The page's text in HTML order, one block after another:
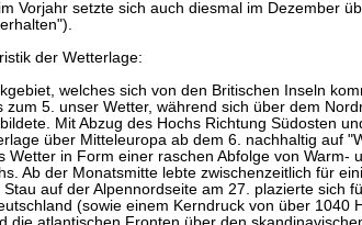
Vorjahr setzte sich auch diesmal im Dezember
der Wetterlage:
welches sich von den Britischen Inseln
zum 5. unser Wetter, während sich über dem
Mit Abzug des Hochs Richtung Südosten
über Mitteleuropa ab dem 6. nachhaltig auf
Wetter in Form einer raschen Abfolge von
Ab der Monatsmitte lebte zwischenzeitlich für
auf der Alpennordseite am 27. plazierte sich
(sowie einem Kerndruck von über 1040